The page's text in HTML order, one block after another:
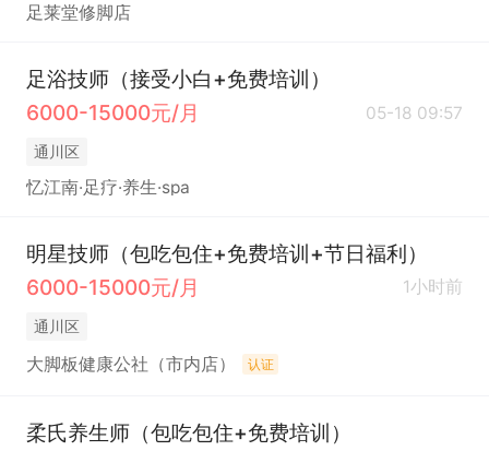
足莱堂修脚店
足浴技师（接受小白+免费培训）
6000-15000元/月
05-18 09:57
通川区
忆江南·足疗·养生·spa
明星技师（包吃包住+免费培训+节日福利）
6000-15000元/月
1小时前
通川区
大脚板健康公社（市内店） 认证
柔氏养生师（包吃包住+免费培训）